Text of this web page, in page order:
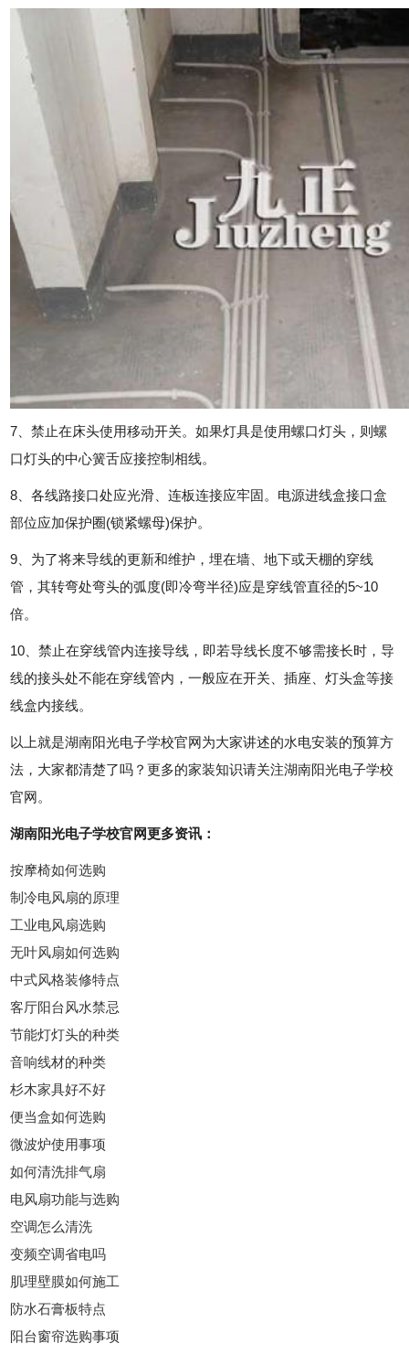
7、禁止在床头使用移动开关。如果灯具是使用螺口灯头，则螺
口灯头的中心簧舌应接控制相线。
8、各线路接口处应光滑、连板连接应牢固。电源进线盒接口盒
部位应加保护圈(锁紧螺母)保护。
9、为了将来导线的更新和维护，埋在墙、地下或天棚的穿线
管，其转弯处弯头的弧度(即冷弯半径)应是穿线管直径的5~10
倍。
10、禁止在穿线管内连接导线，即若导线长度不够需接长时，导
线的接头处不能在穿线管内，一般应在开关、插座、灯头盒等接
线盒内接线。
以上就是湖南阳光电子学校官网为大家讲述的水电安装的预算方
法，大家都清楚了吗？更多的家装知识请关注湖南阳光电子学校
官网。
湖南阳光电子学校官网更多资讯：
按摩椅如何选购
制冷电风扇的原理
工业电风扇选购
无叶风扇如何选购
中式风格装修特点
客厅阳台风水禁忌
节能灯灯头的种类
音响线材的种类
杉木家具好不好
便当盒如何选购
微波炉使用事项
如何清洗排气扇
电风扇功能与选购
空调怎么清洗
变频空调省电吗
肌理壁膜如何施工
防水石膏板特点
阳台窗帘选购事项